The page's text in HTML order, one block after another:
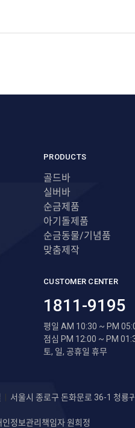
PRODUCTS
골드바
실버바
순금제품
아기돌제품
순금동물/기념품
맞춤제작
CUSTOMER CENTER
1811-9195
평일 AM 10:30 ~ PM
점심 PM 12:00 ~ PM
토, 일, 공휴일 휴무
| 서울시 종로구 돈화문로 36-1 청룡
인정보관리책임자 원희정